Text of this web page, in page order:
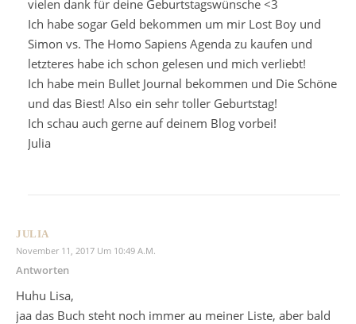
vielen dank für deine Geburtstagswünsche <3
Ich habe sogar Geld bekommen um mir Lost Boy und
Simon vs. The Homo Sapiens Agenda zu kaufen und
letzteres habe ich schon gelesen und mich verliebt!
Ich habe mein Bullet Journal bekommen und Die Schöne
und das Biest! Also ein sehr toller Geburtstag!
Ich schau auch gerne auf deinem Blog vorbei!
Julia
JULIA
November 11, 2017 Um 10:49 A.m.
Antworten
Huhu Lisa,
jaa das Buch steht noch immer au meiner Liste, aber bald